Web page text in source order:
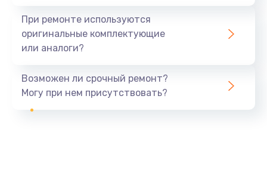
При ремонте используются
оригинальные комплектующие
или аналоги?
Возможен ли срочный ремонт?
Могу при нем присутствовать?